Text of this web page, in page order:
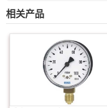
相关产品